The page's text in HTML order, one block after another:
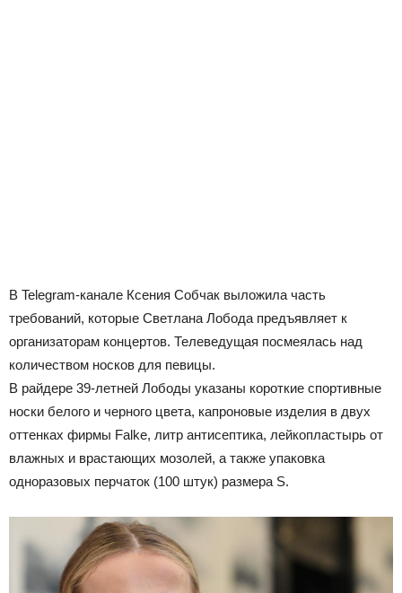
В Telegram-канале Ксения Собчак выложила часть
требований, которые Светлана Лобода предъявляет к
организаторам концертов. Телеведущая посмеялась над
количеством носков для певицы.
В райдере 39-летней Лободы указаны короткие спортивные
носки белого и черного цвета, капроновые изделия в двух
оттенках фирмы Falke, литр антисептика, лейкопластырь от
влажных и врастающих мозолей, а также упаковка
одноразовых перчаток (100 штук) размера S.